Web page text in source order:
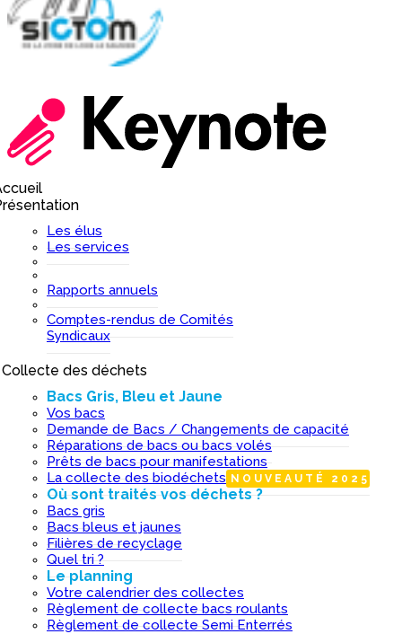
Les élus
Les services
Rapports annuels
Comptes-rendus de Comités
Syndicaux
Collecte des déchets
Bacs Gris, Bleu et Jaune
Vos bacs
Demande de Bacs / Changements de capacité
Réparations de bacs ou bacs volés
Prêts de bacs pour manifestations
La collecte des biodéchets NOUVEAUTÉ 2025
Où sont traités vos déchets ?
Bacs gris
Bacs bleus et jaunes
Filières de recyclage
Quel tri ?
Le planning
Votre calendrier des collectes
Règlement de collecte bacs roulants
Règlement de collecte Semi Enterrés